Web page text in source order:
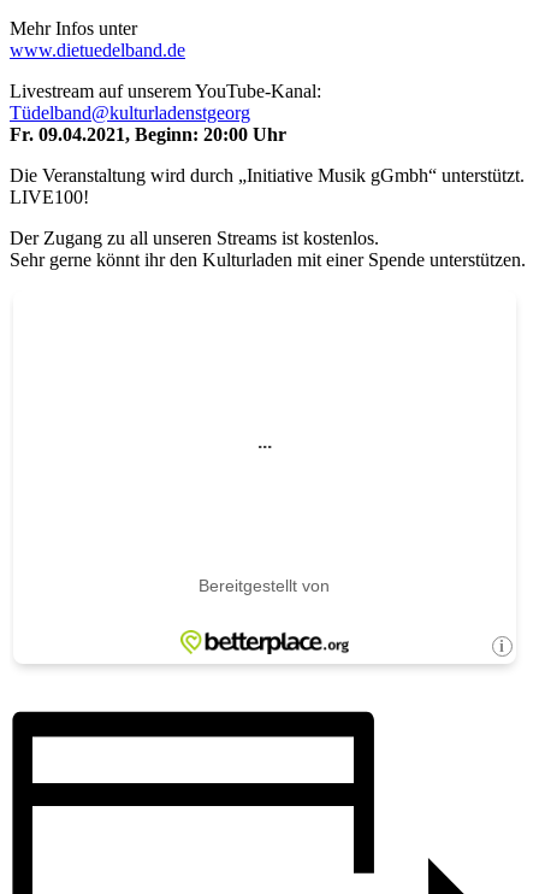
Mehr Infos unter
www.dietuedelband.de
Livestream auf unserem YouTube-Kanal:
Tüdelband@kulturladenstgeorg
Fr. 09.04.2021, Beginn: 20:00 Uhr
Die Veranstaltung wird durch „Initiative Musik gGmbh“ unterstützt.
LIVE100!
Der Zugang zu all unseren Streams ist kostenlos.
Sehr gerne könnt ihr den Kulturladen mit einer Spende unterstützen.